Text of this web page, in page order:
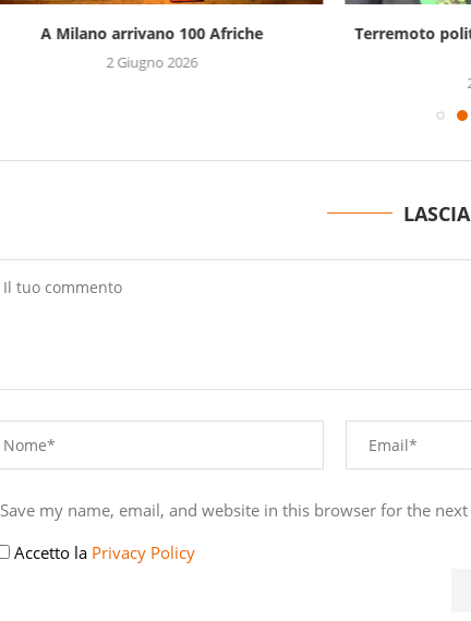
A Milano arrivano 100 Afriche
2 Giugno 2026
Terremoto
Save my name, email, and website in this browser for the
Accetto la Privacy Policy